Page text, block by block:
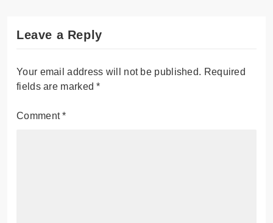
Leave a Reply
Your email address will not be published. Required
fields are marked*
Comment*